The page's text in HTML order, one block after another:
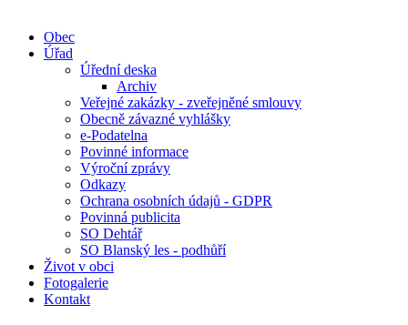
Obec
Úřad
Úřední deska
Archiv
Veřejné zakázky - zveřejněné smlouvy
Obecně závazné vyhlášky
e-Podatelna
Povinné informace
Výroční zprávy
Odkazy
Ochrana osobních údajů - GDPR
Povinná publicita
SO Dehtář
SO Blanský les - podhůří
Život v obci
Fotogalerie
Kontakt